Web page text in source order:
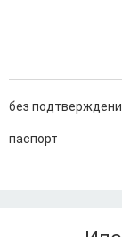
без
паспорт